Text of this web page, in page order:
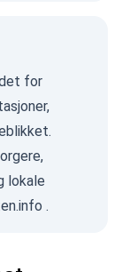
for
lokale
.